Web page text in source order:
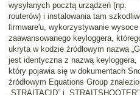
wysyłanych pocztą urządzeń (np.
routerów) i instalowania tam
firmware'u, wykorzystywanie wysoce
zaawansowanego keyloggera,
ukryta w kodzie źródłowym nazwa
jest identyczna z nazwą keyloggera,
który pojawia się w dokumentach
źródłowym Equations Group
„STRAITACID” i